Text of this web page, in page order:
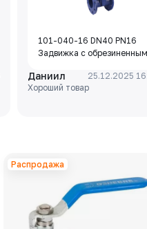
101-040-16 DN40 PN16
Задвижка с обрезиненным
чугун, клин-EPDM,
Tmax=110°C Ф/Ф
Даниил
25.12.2025
Хороший товар
Распродажа